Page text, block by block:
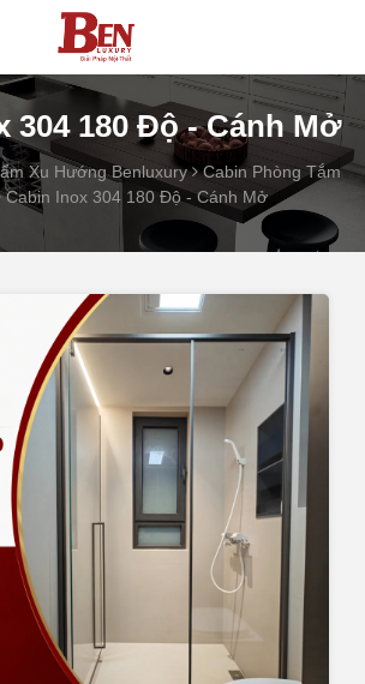
304 180 Độ - Cánh Mở
Xu Hướng Benluxury
Cabin Phòng Tắm
Cabin Inox 304 180 Độ - Cánh Mở